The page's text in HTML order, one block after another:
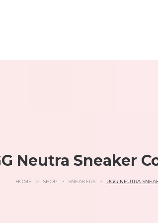
Neutra Sneaker
HOME > SHOP > SNEAKERS > UGG NEUTRA